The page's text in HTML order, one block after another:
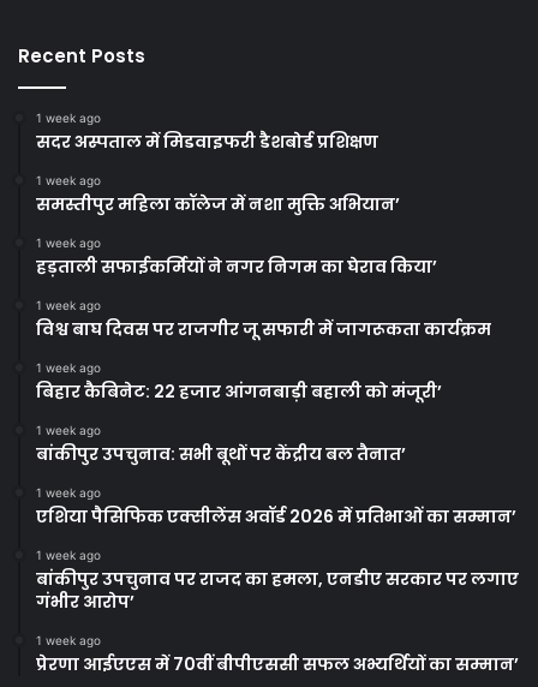
Recent Posts
1 week ago
सदर अस्पताल में मिडवाइफरी डैशबोर्ड प्रशिक्षण
1 week ago
समस्तीपुर महिला कॉलेज में नशा मुक्ति अभियान’
1 week ago
हड़ताली सफाईकर्मियों ने नगर निगम का घेराव किया’
1 week ago
विश्व बाघ दिवस पर राजगीर जू सफारी में जागरूकता कार्यक्रम
1 week ago
बिहार कैबिनेट: 22 हजार आंगनबाड़ी बहाली को मंजूरी’
1 week ago
बांकीपुर उपचुनाव: सभी बूथों पर केंद्रीय बल तैनात’
1 week ago
एशिया पैसिफिक एक्सीलेंस अवॉर्ड 2026 में प्रतिभाओं का सम्मान’
1 week ago
बांकीपुर उपचुनाव पर राजद का हमला, एनडीए सरकार पर लगाए
गंभीर आरोप’
1 week ago
प्रेरणा आईएएस में 70वीं बीपीएससी सफल अभ्यर्थियों का सम्मान’